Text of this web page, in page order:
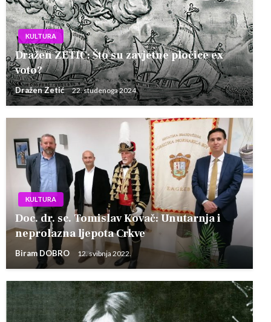
KULTURA
Dražen ZETIĆ: Što su zavjetne pločice ex
voto?
Dražen Zetić 22. studenoga 2024.
KULTURA
Doc. dr. sc. Tomislav Kovač: Unutarnja i
neprolazna ljepota Crkve
Biram DOBRO 12. svibnja 2022.